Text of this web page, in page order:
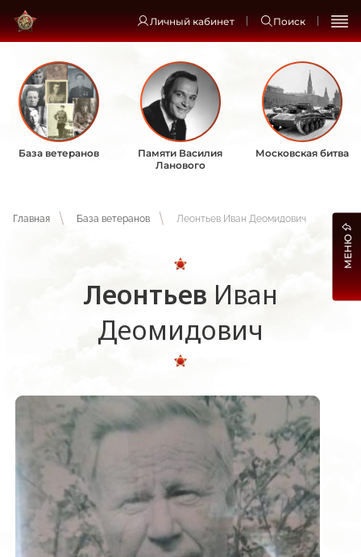
Личный кабинет Поиск
База ветеранов
Памяти Василия
Ланового
Московская битва
Главная База ветеранов Леонтьев Иван Деомидович
Леонтьев Иван
Деомидович
МЕНЮ